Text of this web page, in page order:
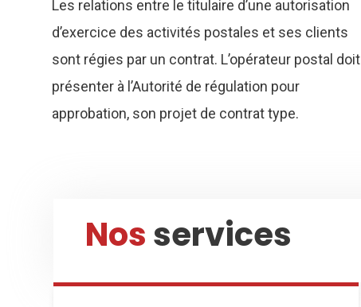
Les relations entre le titulaire d’une autorisation
d’exercice des activités postales et ses clients
sont régies par un contrat. L’opérateur postal doit
présenter à l’Autorité de régulation pour
approbation, son projet de contrat type.
Nosservices